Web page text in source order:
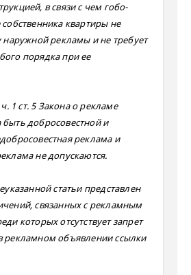
в связи с чем гобо-
квартиры не
наружной рекламы и не требует
порядка при ее
1 ст. 5 Закона о рекламе
добросовестной и
реклама и
не допускаются.
статьи представлен
связанных с рекламным
которых отсутствует запрет
рекламном объявлении ссылки